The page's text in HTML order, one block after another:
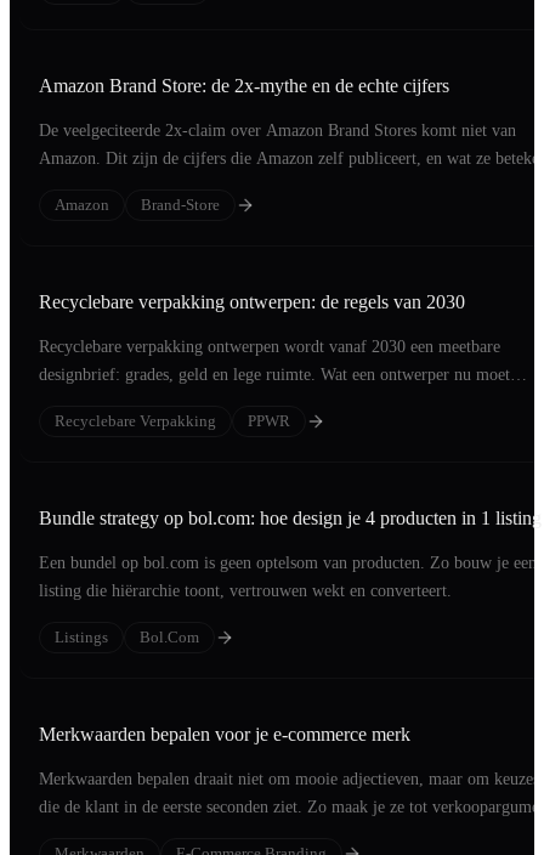
Amazon Brand Store: de 2x-mythe en de echte cijfers
De veelgeciteerde 2x-claim over Amazon Brand Stores komt niet van
Amazon. Dit zijn de cijfers die Amazon zelf publiceert, en wat ze
Amazon
Brand-Store
Recyclebare verpakking ontwerpen: de regels van 2030
Recyclebare verpakking ontwerpen wordt vanaf 2030 een meetbare
designbrief: grades, geld en lege ruimte. Wat een ontwerper nu moet
Recyclebare Verpakking
PPWR
Bundle strategy op bol.com: hoe design je 4 producten in 1 listing
Een bundel op bol.com is geen optelsom van producten. Zo bouw je een
listing die hiërarchie toont, vertrouwen wekt en converteert.
Listings Bol.com
Merkwaarden bepalen voor je e-commerce merk
Merkwaarden bepalen draait niet om mooie adjectieven, maar om keuzes
die de klant in de eerste seconden ziet. Zo maak je ze tot